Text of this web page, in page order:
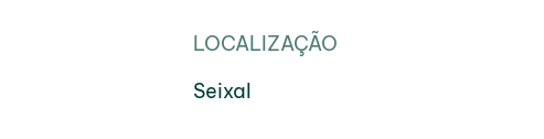
LOCALIZAÇÃO
Seixal